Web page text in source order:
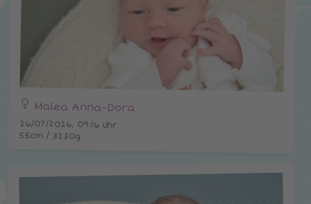
Malea Anna-Dora
26/07/2026, 09:16 Uhr
55cm / 3230g